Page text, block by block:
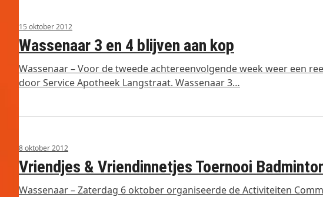
15 oktober 2012
Wassenaar 3 en 4 blijven aan kop
Wassenaar – Voor de tweede achtereenvolgende week weer een
door Service Apotheek Langstraat. Wassenaar 3…
8 oktober 2012
Vriendjes & Vriendinnetjes Toernooi
Wassenaar – Zaterdag 6 oktober organiseerde de Activiteiten